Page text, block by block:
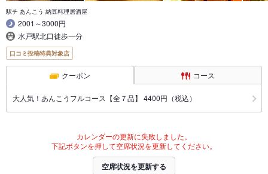
駅チ あんこう 納豆料理居酒屋
2001～3000円
水戸駅北口徒歩一分
口コミ投稿特典対象店
クーポン コース
大人気！あんこうフルコース【全７品】 4400円（税込）
カレンダーの更新に失敗しました。
下記ボタンを押して空席状況を更新してください。
空席状況を更新する